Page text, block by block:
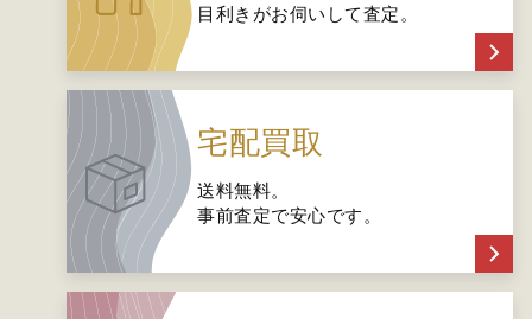
目利きがお伺いして査定。
宅配買取
送料無料。
事前査定で安心です。